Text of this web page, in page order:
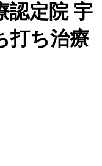
認定院 宇
打ち治療